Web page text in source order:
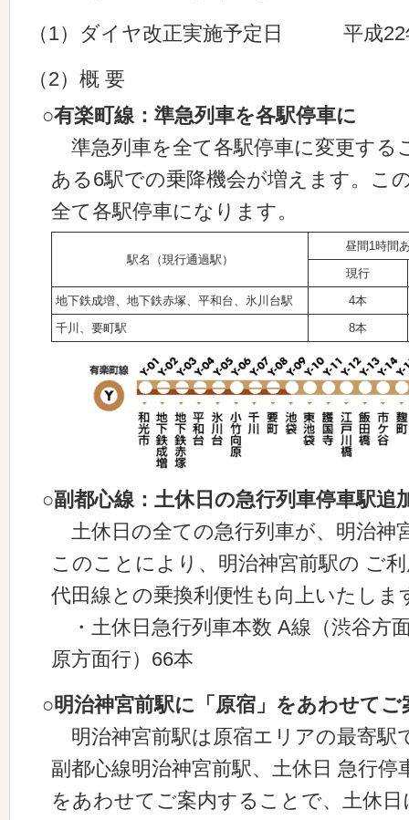
（1）ダイヤ改正実施予定日 平成22
（2）概 要
○有楽町線：準急列車を各駅停車に
準急列車を全て各駅停車に変更する
ある6駅での乗降機会が増えます。こ
全て各駅停車になります。
駅名（現行通過駅）
昼間1時間
現行
地下鉄成増、地下鉄赤塚、平和台、氷川台駅
4本
千川、要町駅
8本
○副都心線：土休日の急行列車停車駅追
土休日の全ての急行列車が、明治神
このことにより、明治神宮前駅の ご
代田線との乗換利便性も向上いたしま
・土休日急行列車本数 A線（渋谷方
原方面行）66本
○明治神宮前駅に「原宿」をあわせてご
明治神宮前駅は原宿エリアの最寄駅
副都心線明治神宮前駅、土休日 急行
をあわせてご案内することで、土休